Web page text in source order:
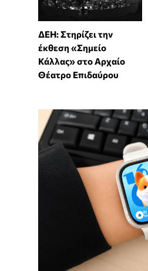
ΔΕΗ: Στηρίζει την
έκθεση «Σημείο
Κάλλας» στο Αρχαίο
Θέατρο Επιδαύρου